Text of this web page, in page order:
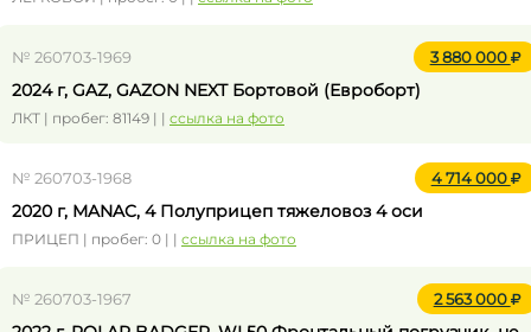
№ 260703-1969 3 880 000
2024 г, GAZ, GAZON NEXT Бортовой (Евроборт)
ЛКТ | пробег: 81149 | | ссылка на фото
№ 260703-1968 4 714 000
2020 г, MANAC, 4 Полуприцеп тяжеловоз 4 оси
ПРИЦЕП | пробег: 0 | | ссылка на фото
№ 260703-1967 2 563 000